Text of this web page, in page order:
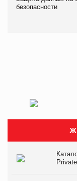
безопасности